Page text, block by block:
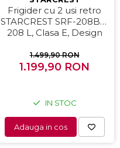
Frigider cu 2 usi retro
STARCREST SRF-208BK,
208 L, Clasa E, Design
Termostat Reglabil, H 147
cm, Negru
1.499,90 RON
1.199,90 RON
IN STOC
Adauga in cos